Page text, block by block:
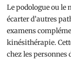
Le podologue ou
écarter d’autres
examens
kinésithérapie.
chez les personnes